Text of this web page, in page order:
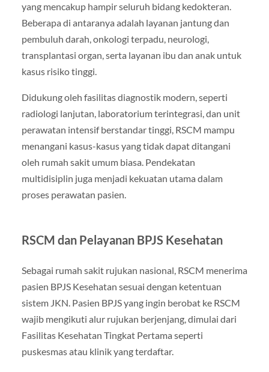
yang mencakup hampir seluruh bidang kedokteran.
Beberapa di antaranya adalah layanan jantung dan
pembuluh darah, onkologi terpadu, neurologi,
transplantasi organ, serta layanan ibu dan anak untuk
kasus risiko tinggi.
Didukung oleh fasilitas diagnostik modern, seperti
radiologi lanjutan, laboratorium terintegrasi, dan unit
perawatan intensif berstandar tinggi, RSCM mampu
menangani kasus-kasus yang tidak dapat ditangani
oleh rumah sakit umum biasa. Pendekatan
multidisiplin juga menjadi kekuatan utama dalam
proses perawatan pasien.
RSCM dan Pelayanan BPJS Kesehatan
Sebagai rumah sakit rujukan nasional, RSCM menerima
pasien BPJS Kesehatan sesuai dengan ketentuan
sistem JKN. Pasien BPJS yang ingin berobat ke RSCM
wajib mengikuti alur rujukan berjenjang, dimulai dari
Fasilitas Kesehatan Tingkat Pertama seperti
puskesmas atau klinik yang terdaftar.